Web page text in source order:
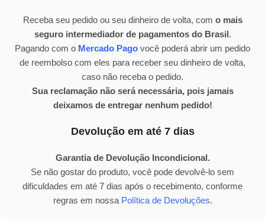
Receba seu pedido ou seu dinheiro de volta, com o mais
seguro intermediador de pagamentos do Brasil.
Pagando com o Mercado Pago você poderá abrir um pedido
de reembolso com eles para receber seu dinheiro de volta,
caso não receba o pedido.
Sua reclamação não será necessária, pois jamais
deixamos de entregar nenhum pedido!
Devolução em até 7 dias
Garantia de Devolução Incondicional.
Se não gostar do produto, você pode devolvê-lo sem
dificuldades em até 7 dias após o recebimento, conforme
regras em nossa Política de Devoluções.